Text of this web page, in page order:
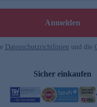
Anmelden
Datenschutzrichtlinien und die
Sicher einkaufen